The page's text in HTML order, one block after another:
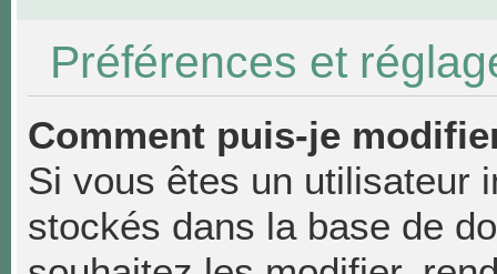
Préférences et
Comment puis-je
Si vous êtes un utilisateur
stockés dans la base de